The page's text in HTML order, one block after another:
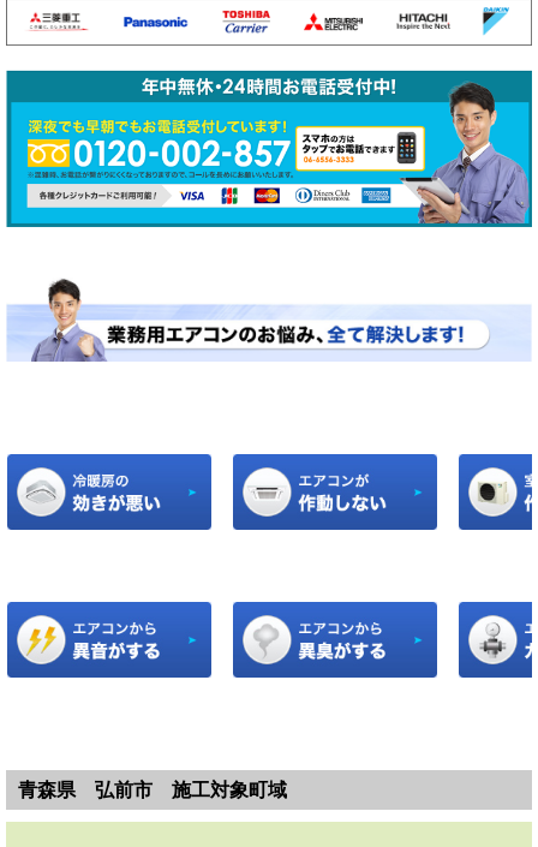
青森県 弘前市 施工対象町域